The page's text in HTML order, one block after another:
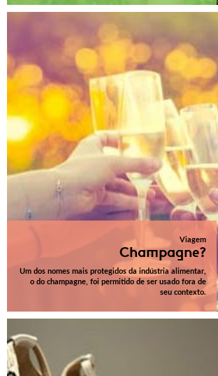
Viagem
Champagne?
Um dos nomes mais protegidos da indústria alimentar,
o do champagne, foi permitido de ser usado fora de
seu contexto.